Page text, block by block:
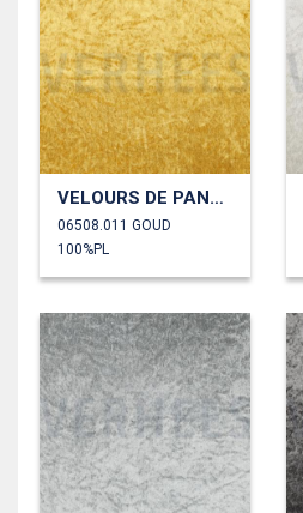
VELOURS DE PANNE
06508.011 GOUD
100%PL